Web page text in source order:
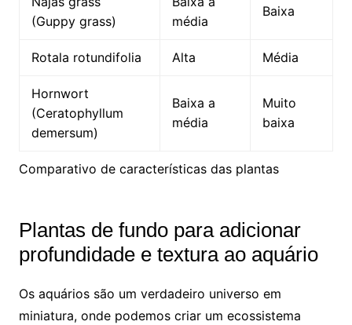
Comparativo de‍ características das plantas
(Guppy grass)
média
Baixa
Rotala rotundifolia Alta Média
Hornwort
(Ceratophyllum
demersum)
Baixa a
média
Muito
baixa
Plantas de fundo para adicionar
⁢profundidade e‍ textura ao​ aquário
Os⁤ aquários ⁤são um verdadeiro universo​ em
miniatura, onde podemos criar um ecossistema